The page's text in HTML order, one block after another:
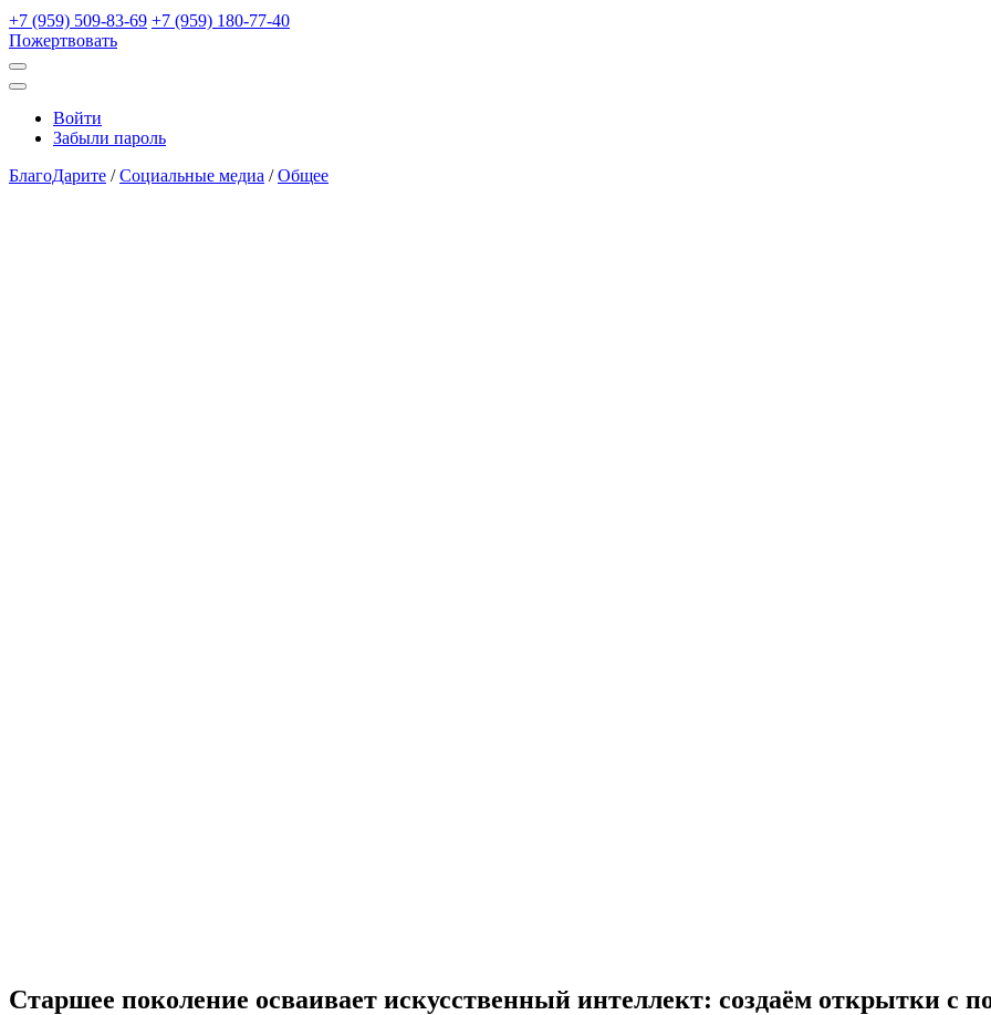
+7 (959) 509-83-69 +7 (959) 180-77-40
Пожертвовать
Открыть
поиск
Профиль
Войти
Забыли пароль
БлагоДарите /Социальные медиа /Общее
Старшее поколение осваивает искусственный интеллект: создаём открытки с